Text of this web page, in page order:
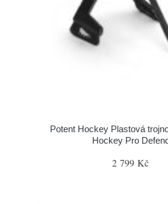
Potent Hockey Plastová
Hockey Pro
2 799 Kč